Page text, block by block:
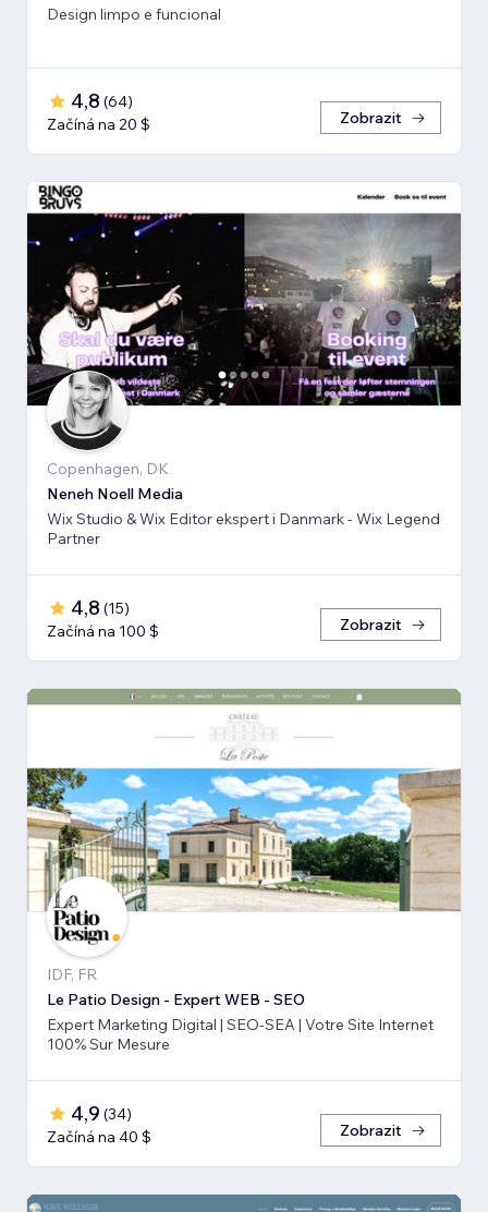
Design limpo e funcional
4,8 (64)
Začíná na 20 $
Zobrazit
Copenhagen, DK
Neneh Noell Media
Wix Studio & Wix Editor ekspert i Danmark - Wix Legend
Partner
4,8 (15)
Začíná na 100 $
Zobrazit
IDF, FR
Le Patio Design - Expert WEB - SEO
Expert Marketing Digital | SEO-SEA | Votre Site Internet
100% Sur Mesure
4,9 (34)
Začíná na 40 $
Zobrazit